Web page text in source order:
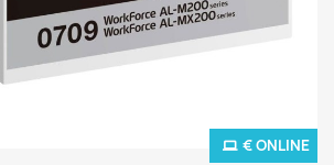
€ ONLINE